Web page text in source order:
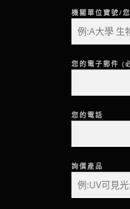
機關單位寶號/
您的電子郵件 (
您的電話
詢價產品